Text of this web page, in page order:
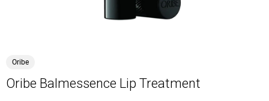
Oribe
Oribe Balmessence Lip Treatment